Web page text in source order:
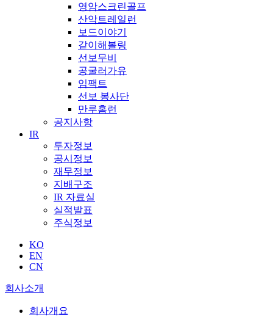
영암스크린골프
산악트레일런
보드이야기
같이해볼링
선보무비
공굴러가유
임팩트
선보 봉사단
만루홈런
공지사항
IR
투자정보
공시정보
재무정보
지배구조
IR 자료실
실적발표
주식정보
KO
EN
CN
회사소개
회사개요